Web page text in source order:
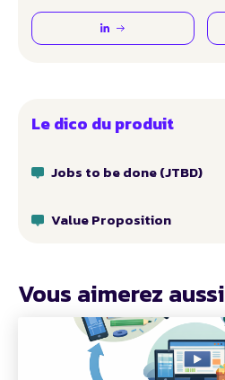
Le dico du produit
Jobs to be done (JTBD)
Value Proposition
Vous aimerez aussi